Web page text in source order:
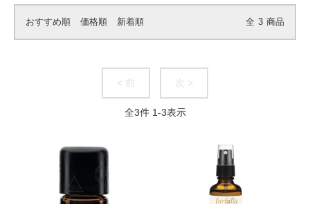
おすすめ順 価格順 新着順 全 3 商品
< 前 次 >
全3件 1-3表示